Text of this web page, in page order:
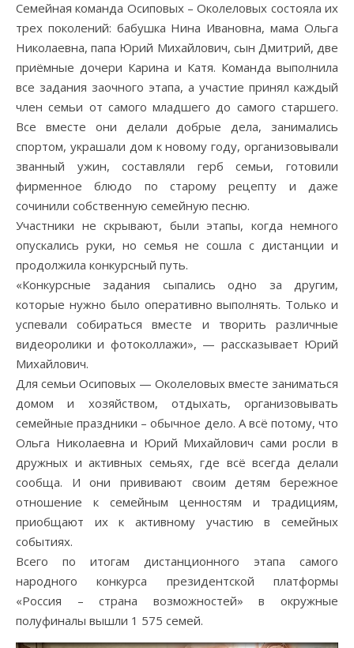
Семейная команда Осиповых – Околеловых состояла их
трех поколений: бабушка Нина Ивановна, мама Ольга
Николаевна, папа Юрий Михайлович, сын Дмитрий, две
приёмные дочери Карина и Катя. Команда выполнила
все задания заочного этапа, а участие принял каждый
член семьи от самого младшего до самого старшего.
Все вместе они делали добрые дела, занимались
спортом, украшали дом к новому году, организовывали
званный ужин, составляли герб семьи, готовили
фирменное блюдо по старому рецепту и даже
сочинили собственную семейную песню.
Участники не скрывают, были этапы, когда немного
опускались руки, но семья не сошла с дистанции и
продолжила конкурсный путь.
«Конкурсные задания сыпались одно за другим,
которые нужно было оперативно выполнять. Только и
успевали собираться вместе и творить различные
видеоролики и фотоколлажи», — рассказывает Юрий
Михайлович.
Для семьи Осиповых — Околеловых вместе заниматься
домом и хозяйством, отдыхать, организовывать
семейные праздники – обычное дело. А всё потому, что
Ольга Николаевна и Юрий Михайлович сами росли в
дружных и активных семьях, где всё всегда делали
сообща. И они прививают своим детям бережное
отношение к семейным ценностям и традициям,
приобщают их к активному участию в семейных
событиях.
Всего по итогам дистанционного этапа самого
народного конкурса президентской платформы
«Россия – страна возможностей» в окружные
полуфиналы вышли 1 575 семей.